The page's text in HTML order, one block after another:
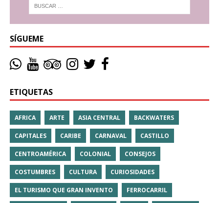
SÍGUEME
ETIQUETAS
AFRICA ARTE ASIA CENTRAL BACKWATERS
CAPITALES CARIBE CARNAVAL CASTILLO
CENTROAMÉRICA COLONIAL CONSEJOS
COSTUMBRES CULTURA CURIOSIDADES
EL TURISMO QUE GRAN INVENTO FERROCARRIL